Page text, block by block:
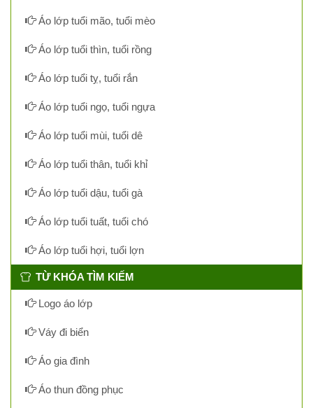
Áo lớp tuổi mão, tuổi mèo
Áo lớp tuổi thìn, tuổi rồng
Áo lớp tuổi tỵ, tuổi rắn
Áo lớp tuổi ngọ, tuổi ngựa
Áo lớp tuổi mùi, tuổi dê
Áo lớp tuổi thân, tuổi khỉ
Áo lớp tuổi dậu, tuổi gà
Áo lớp tuổi tuất, tuổi chó
Áo lớp tuổi hợi, tuổi lợn
TỪ KHÓA TÌM KIẾM
Logo áo lớp
Váy đi biển
Áo gia đình
Áo thun đồng phục